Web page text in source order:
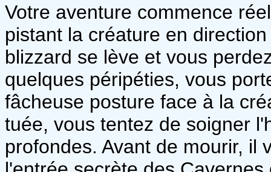
Votre aventure commence
pistant la créature en
blizzard se lève et vous
quelques péripéties, vous
fâcheuse posture face à la
tuée, vous tentez de soigner
profondes. Avant de mourir, il